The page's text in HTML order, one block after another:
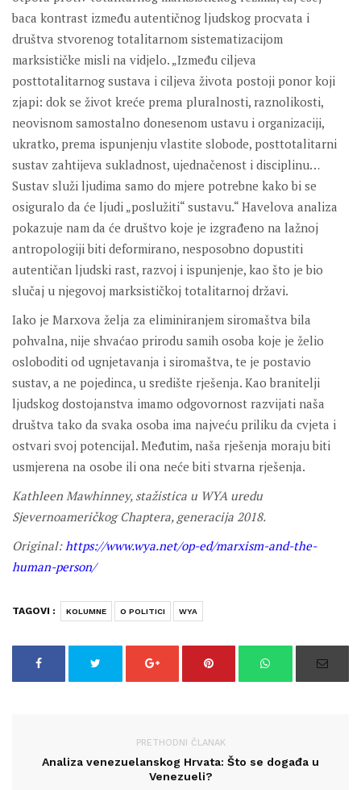
baca kontrast između autentičnog ljudskog procvata i
društva stvorenog totalitarnom sistematizacijom
marksističke misli na vidjelo. „Između ciljeva
posttotalitarnog sustava i ciljeva života postoji ponor koji
zjapi: dok se život kreće prema pluralnosti, raznolikosti,
neovisnom samostalno donesenom ustavu i organizaciji,
ukratko, prema ispunjenju vlastite slobode, posttotalitarni
sustav zahtijeva sukladnost, ujednačenost i disciplinu…
Sustav služi ljudima samo do mjere potrebne kako bi se
osiguralo da će ljudi „poslužiti“ sustavu.“ Havelova analiza
pokazuje nam da će društvo koje je izgrađeno na lažnoj
antropologiji biti deformirano, nesposobno dopustiti
autentičan ljudski rast, razvoj i ispunjenje, kao što je bio
slučaj u njegovoj marksističkoj totalitarnoj državi.
Iako je Marxova želja za eliminiranjem siromaštva bila
pohvalna, nije shvaćao prirodu samih osoba koje je želio
osloboditi od ugnjetavanja i siromaštva, te je postavio
sustav, a ne pojedinca, u središte rješenja. Kao branitelji
ljudskog dostojanstva imamo odgovornost razvijati naša
društva tako da svaka osoba ima najveću priliku da cvjeta i
ostvari svoj potencijal. Međutim, naša rješenja moraju biti
usmjerena na osobe ili ona neće biti stvarna rješenja.
Kathleen Mawhinney, stažistica u WYA uredu
Sjevernoameričkog Chaptera, generacija 2018.
Original:https://www.wya.net/op-ed/marxism-and-the-
human-person/
TAGOVI : KOLUMNE O POLITICI WYA
PRETHODNI ČLANAK
Analiza venezuelanskog Hrvata: Što se događa u
Venezueli?